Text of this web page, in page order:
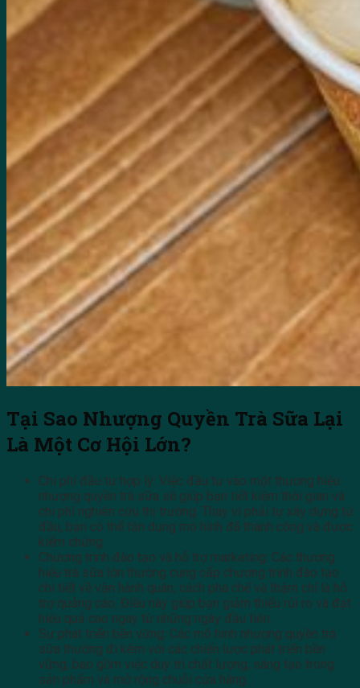
Tại Sao Nhượng Quyền Trà Sữa Lại
Là Một Cơ Hội Lớn?
Chi phí đầu tư hợp lý: Việc đầu tư vào một thương hiệu
nhượng quyền trà sữa sẽ giúp bạn tiết kiệm thời gian và
chi phí nghiên cứu thị trường. Thay vì phải tự xây dựng từ
đầu, bạn có thể tận dụng mô hình đã thành công và được
kiểm chứng.
Chương trình đào tạo và hỗ trợ marketing: Các thương
hiệu trà sữa lớn thường cung cấp chương trình đào tạo
chi tiết về vận hành quán, cách pha chế và thậm chí là hỗ
trợ quảng cáo. Điều này giúp bạn giảm thiểu rủi ro và đạt
hiệu quả cao ngay từ những ngày đầu tiên.
Sự phát triển bền vững: Các mô hình nhượng quyền trà
sữa thường đi kèm với các chiến lược phát triển bền
vững, bao gồm việc duy trì chất lượng, sáng tạo trong
sản phẩm và mở rộng chuỗi cửa hàng.